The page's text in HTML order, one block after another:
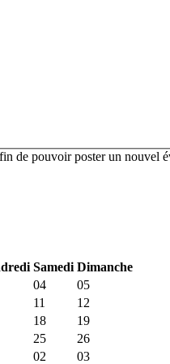
de pouvoir poster un nouvel
Samedi Dimanche
04
05
11
12
18
19
25
26
02 03